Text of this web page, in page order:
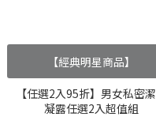
【經典明星商品】
【任選2入95折】男女私密
凝露任選2入超值組